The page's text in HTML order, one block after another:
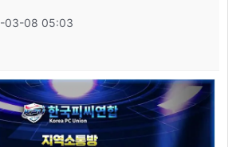
03-08 05:03